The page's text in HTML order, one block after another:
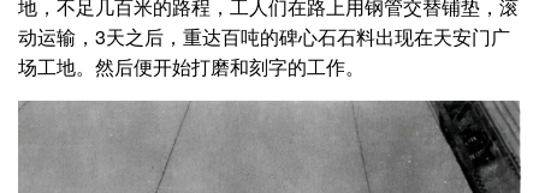
地，不足几百米的路程，工人们在路上用钢管交替铺垫，滚
动运输，3天之后，重达百吨的碑心石石料出现在天安门广
场工地。然后便开始打磨和刻字的工作。